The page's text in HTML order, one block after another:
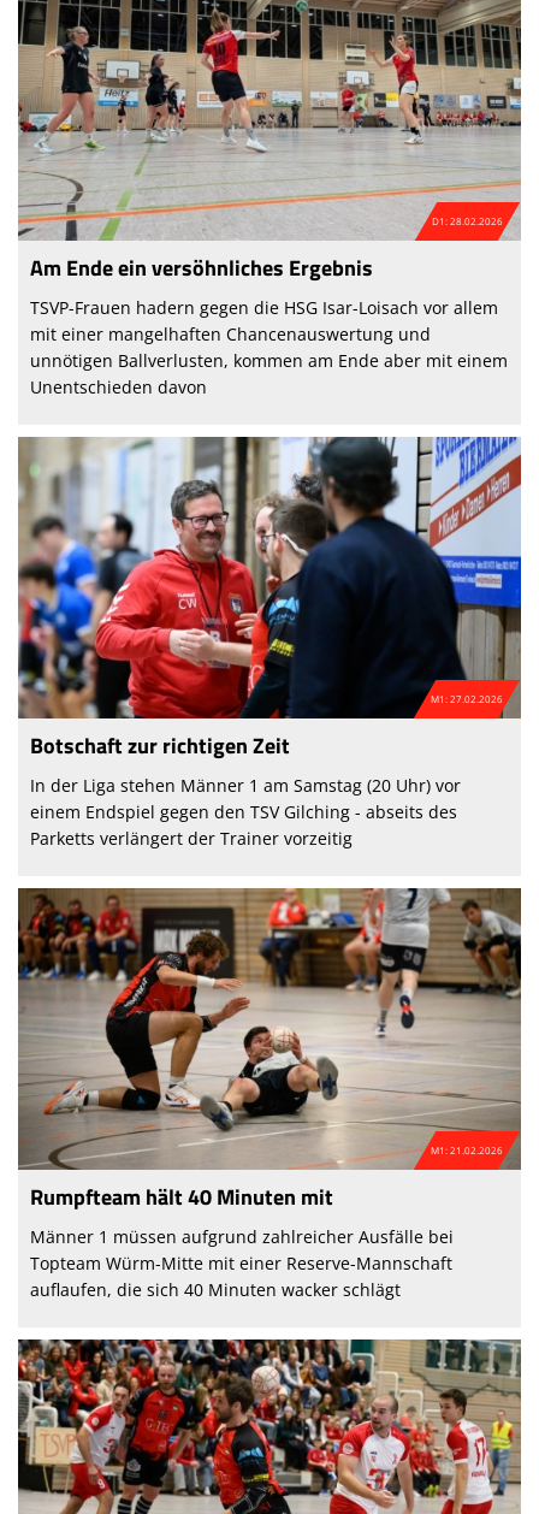
D1: 28.02.2026
Am Ende ein versöhnliches Ergebnis
TSVP-Frauen hadern gegen die HSG Isar-Loisach vor allem
mit einer mangelhaften Chancenauswertung und
unnötigen Ballverlusten, kommen am Ende aber mit einem
Unentschieden davon
M1: 27.02.2026
Botschaft zur richtigen Zeit
In der Liga stehen Männer 1 am Samstag (20 Uhr) vor
einem Endspiel gegen den TSV Gilching - abseits des
Parketts verlängert der Trainer vorzeitig
M1: 21.02.2026
Rumpfteam hält 40 Minuten mit
Männer 1 müssen aufgrund zahlreicher Ausfälle bei
Topteam Würm-Mitte mit einer Reserve-Mannschaft
auflaufen, die sich 40 Minuten wacker schlägt